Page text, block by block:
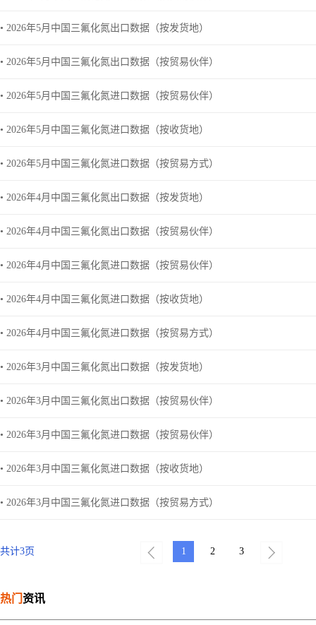
• 2026年5月中国三氟化氮出口数据（按发货地）
• 2026年5月中国三氟化氮出口数据（按贸易伙伴）
• 2026年5月中国三氟化氮进口数据（按贸易伙伴）
• 2026年5月中国三氟化氮进口数据（按收货地）
• 2026年5月中国三氟化氮进口数据（按贸易方式）
• 2026年4月中国三氟化氮出口数据（按发货地）
• 2026年4月中国三氟化氮出口数据（按贸易伙伴）
• 2026年4月中国三氟化氮进口数据（按贸易伙伴）
• 2026年4月中国三氟化氮进口数据（按收货地）
• 2026年4月中国三氟化氮进口数据（按贸易方式）
• 2026年3月中国三氟化氮出口数据（按发货地）
• 2026年3月中国三氟化氮出口数据（按贸易伙伴）
• 2026年3月中国三氟化氮进口数据（按贸易伙伴）
• 2026年3月中国三氟化氮进口数据（按收货地）
• 2026年3月中国三氟化氮进口数据（按贸易方式）
共计3页 1 2 3
热门 资讯